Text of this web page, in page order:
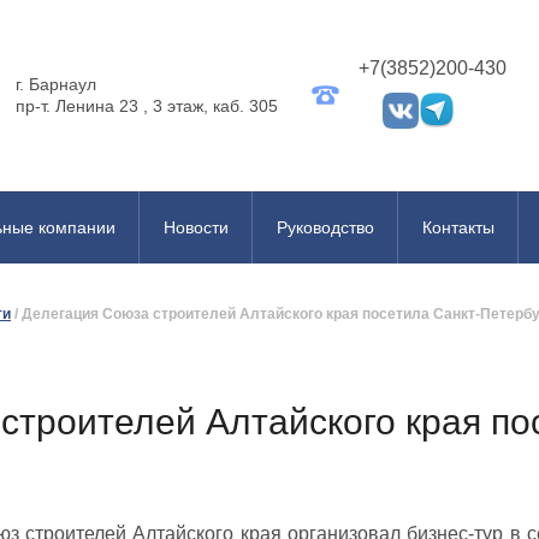
г. Барнаул
пр-т. Ленина 23 , 3 этаж, каб. 305
+7(3852)200-430
компании Новости Руководство Контакты
/ Делегация Союза строителей Алтайского края посетила Санкт-
Алтайского края
строителей Алтайского края организовал бизнес-тур